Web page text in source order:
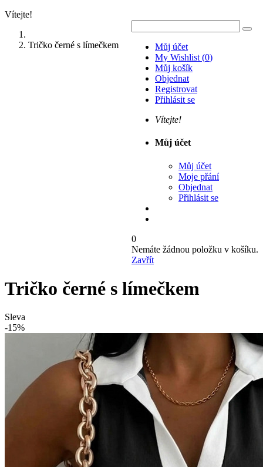
Vítejte!
Můj účet
My Wishlist (0)
Můj košík
Objednat
Registrovat
Přihlásit se
Vítejte!
Můj účet
Můj účet
Moje přání
Objednat
Přihlásit se
0
Nemáte žádnou položku v košíku.
Zavřít
Tričko černé s límečkem
Tričko černé s límečkem
Sleva
-15%